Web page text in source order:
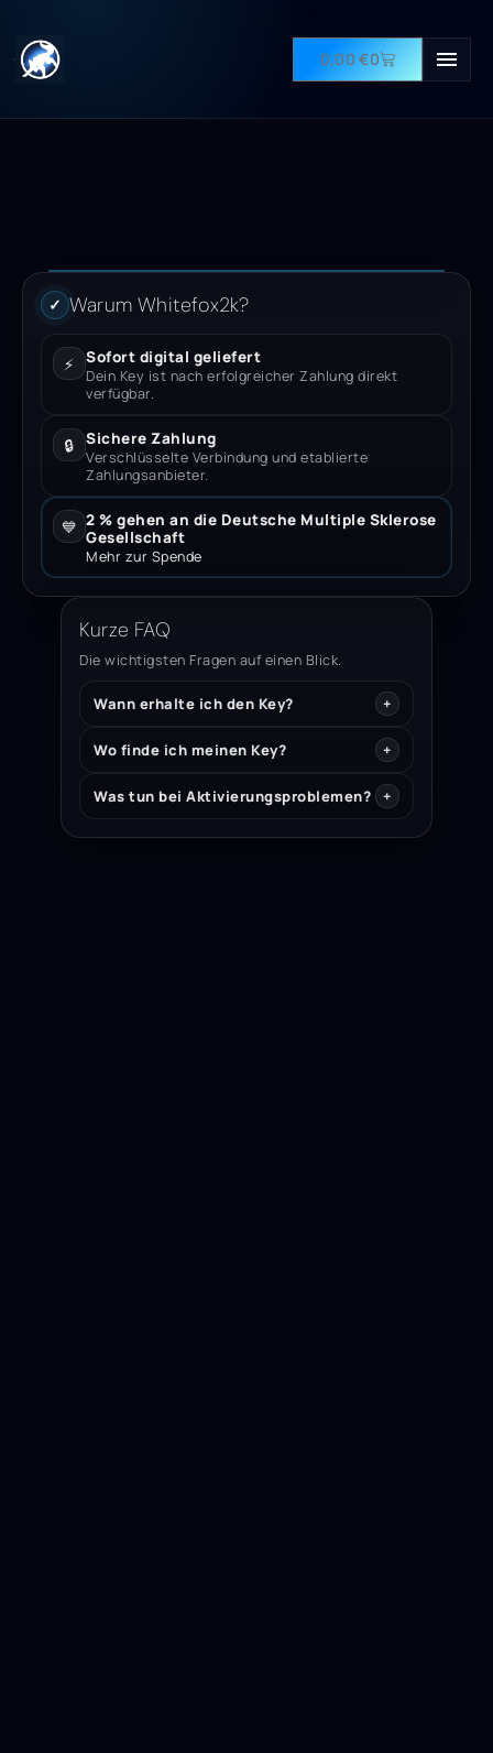
0,00€0
✓ Warum Whitefox2k?
⚡ Sofort digital geliefert
Dein Key ist nach erfolgreicher Zahlung direkt
verfügbar.
🔒 Sichere Zahlung
Verschlüsselte Verbindung und etablierte
Zahlungsanbieter.
💙 2 % gehen an die Deutsche Multiple Sklerose
Gesellschaft
Mehr zur Spende
Kurze FAQ
Die wichtigsten Fragen auf einen Blick.
Wann erhalte ich den Key?
Wo finde ich meinen Key?
Was tun bei Aktivierungsproblemen?